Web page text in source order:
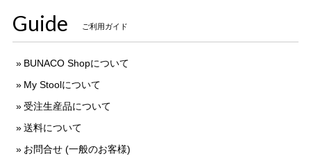
Guide ご利用ガイド
BUNACO Shopについて
My Stoolについて
受注生産品について
送料について
お問合せ (一般のお客様)